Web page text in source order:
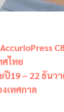
ศไทย
ปี19 – 22 ธัน
เทศกาล